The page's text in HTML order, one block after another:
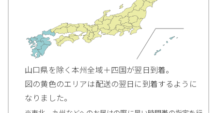
山口県を除く本州全域＋四国が翌日到着。
図の黄色のエリアは配送の翌日に到着するように
なりました。